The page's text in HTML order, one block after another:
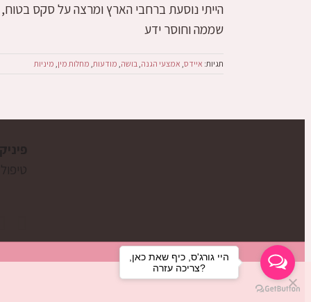
הייתי נוסעת ברחבי הארץ ומרצה על סקס בטוח,
שממה וחוסר ידע
תגיות: איידס, אמצעי הגנה,בושה, מודעות, מחלות מין, מיניות
היי גורג'ס, כיף שאת כאן,
צריכה עזרה?